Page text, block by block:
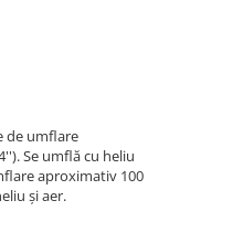
de umflare
Se umflă cu heliu
aproximativ 100
și aer.